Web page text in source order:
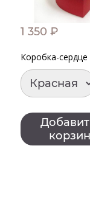
1 350 ₽
Коробка-